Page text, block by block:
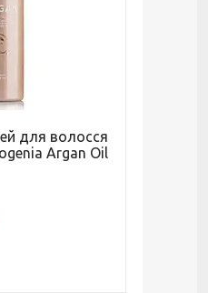
для волосся
Argan Oil